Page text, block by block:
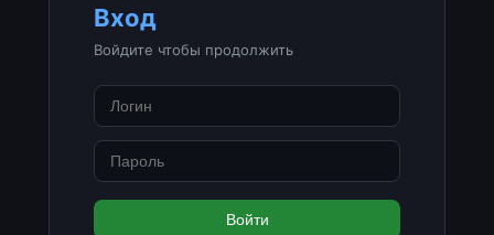
Вход
Войдите чтобы продолжить
Войти